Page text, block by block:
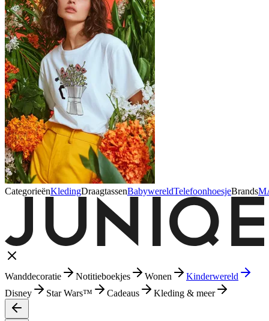
CategorieënKledingDraagtassenBabywereldTelefoonhoesjeBrands
Wanddecoratie Notitieboekjes Wonen
Kinderwereld
Disney
Star Wars™ Cadeaus Kleding & meer